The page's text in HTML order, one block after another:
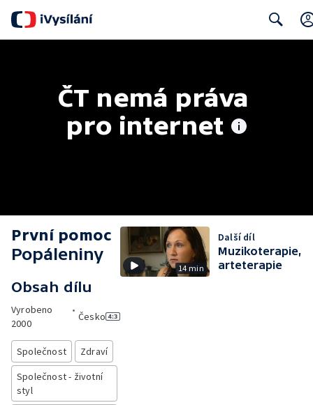
ČT nemá práva
pro internet
První pomoc
Popáleniny
Obsah dílu
Vyrobeno
2000
•
Česko
Společnost
Zdraví
Společnost - životní
styl
14 min
Další díl
Muzikoterapie,
arteterapie